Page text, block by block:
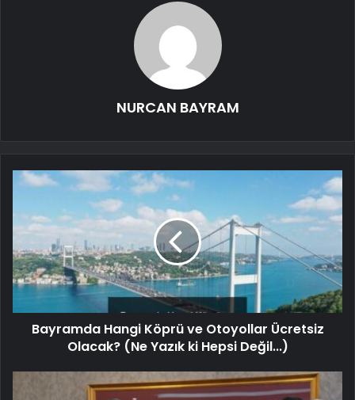
NURCAN BAYRAM
Bayramda Hangi Köprü ve Otoyollar Ücretsiz
Olacak? (Ne Yazık ki Hepsi Değil...)